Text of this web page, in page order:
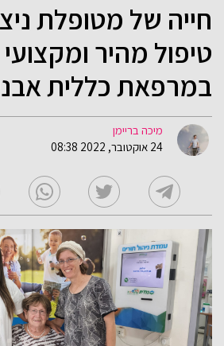
חייה של מטופלת
טיפול מהיר
במרפאת כללית
מיכה בריימן
24 אוקטובר, 2022 08:38